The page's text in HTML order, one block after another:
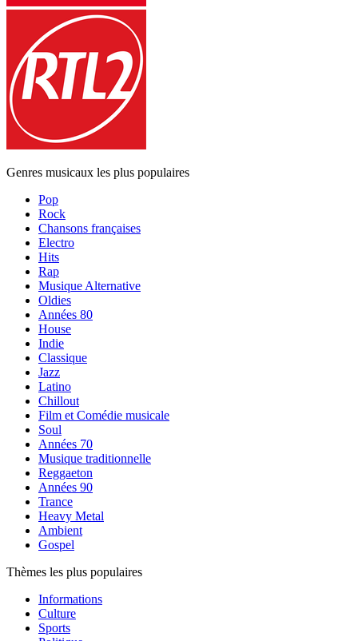
Genres musicaux les plus populaires
Pop
Rock
Chansons françaises
Electro
Hits
Rap
Musique Alternative
Oldies
Années 80
House
Indie
Classique
Jazz
Latino
Chillout
Film et Comédie musicale
Soul
Années 70
Musique traditionnelle
Reggaeton
Années 90
Trance
Heavy Metal
Ambient
Gospel
Thèmes les plus populaires
Informations
Culture
Sports